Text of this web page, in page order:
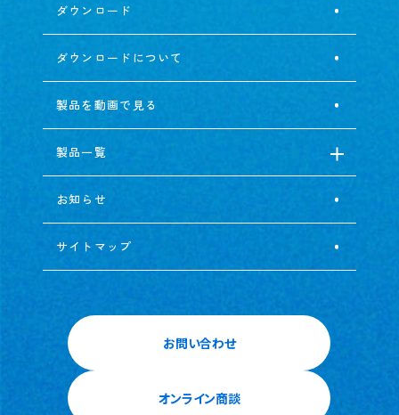
ダウンロード
ダウンロードについて
製品を動画で見る
製品一覧
お知らせ
サイトマップ
お問い合わせ
オンライン商談